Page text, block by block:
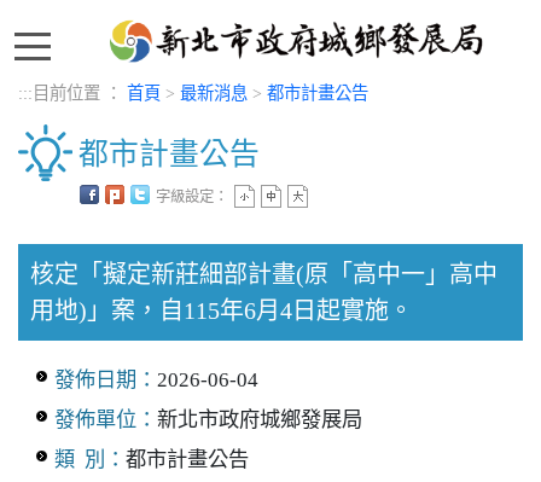
::: 目前位置 ： 首頁 > 最新消息 > 都市計畫公告
都市計畫公告
字級設定：
核定「擬定新莊細部計畫(原「高中一」高中
用地)」案，自115年6月4日起實施。
發佈日期： 2026-06-04
發佈單位： 新北市政府城鄉發展局
類 別： 都市計畫公告